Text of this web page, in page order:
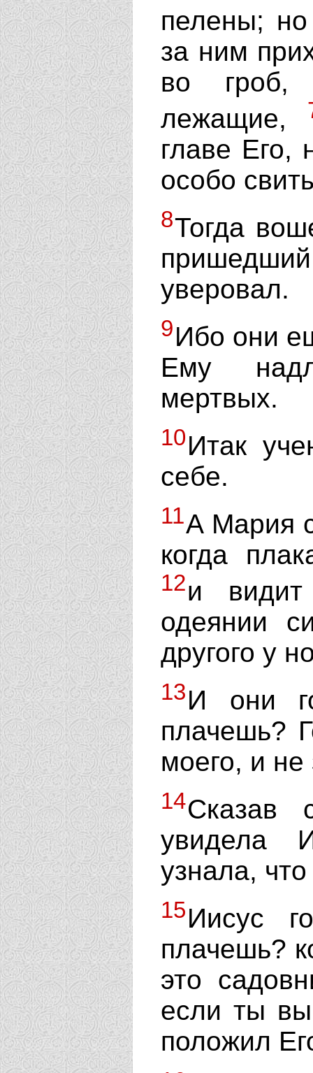
пелены;
за ним
во
лежащие,
главе
особо
8Тогда
уверовал.
9Ибо они
Ему
мертвых.
10Итак
себе.
11А Мария
когда
12и
одеянии
другого у
13И они
плачешь?
моего, и
14Сказав
увидела
узнала,
15Иисус
плачешь?
это
если ты
положил